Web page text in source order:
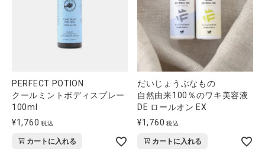
お問い合わせ
ショップリスト
PERFECT POTION
クールミントボディスプレー
100ml
¥1,760 税込
カートに入れる
だいじょうぶなもの
自然由来100％のワキ美容液
DE ロールオン EX
¥1,760 税込
カートに入れる